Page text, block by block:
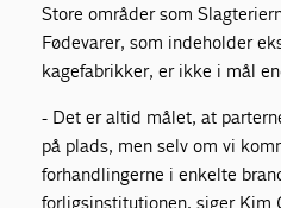
Store områder som
Fødevarer, som indeholder
kagefabrikker, er ikke i mål
- Det er altid målet, at
på plads, men selv om vi
forhandlingerne i enkelte
forligsinstitutionen, siger Kim